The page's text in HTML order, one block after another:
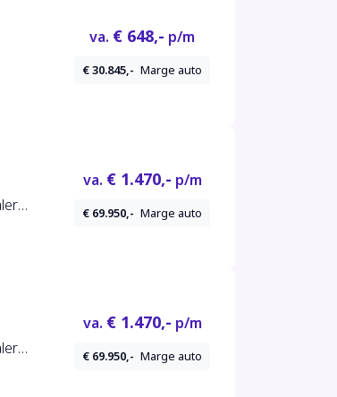
va. € 648,- p/m
€ 30.845,- Marge auto
va. € 1.470,- p/m
€ 69.950,- Marge auto
va. € 1.470,- p/m
€ 69.950,- Marge auto